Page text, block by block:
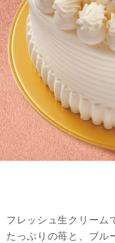
フレッシュ生クリーム
たっぷりの苺と、ブル